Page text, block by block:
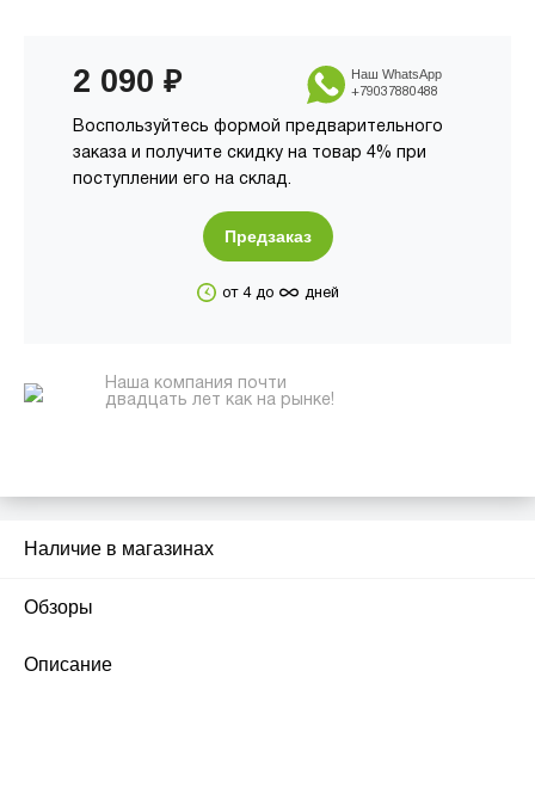
2 090 ₽
Воспользуйтесь формой предварительного
заказа и получите скидку на товар 4% при
поступлении его на склад.
Наш WhatsApp
+79037880488
Предзаказ
от 4 до ∞ дней
Наша компания почти
двадцать лет как на рынке!
Наличие в магазинах
Обзоры
Описание